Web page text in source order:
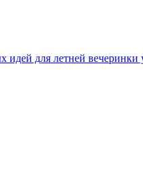
идей для летней вечеринки